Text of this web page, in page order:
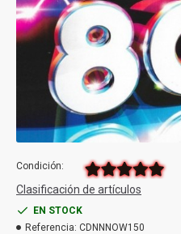
Condición:
Clasificación de artículos
EN STOCK
Referencia: CDNNNOW150